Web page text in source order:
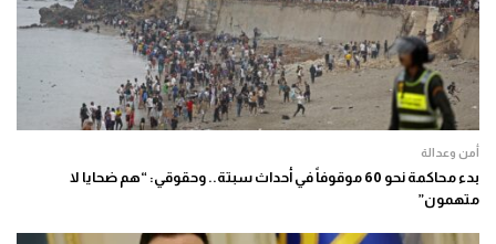
أمن وعدالة
بدء محاكمة نحو 60 موقوفاً في أحداث سبتة.. وحقوقي: “هم ضحايا لا
متهمون”